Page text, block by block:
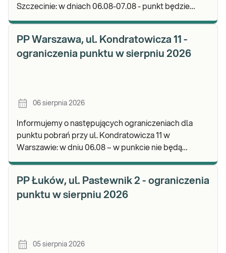
Szczecinie: w dniach 06.08-07.08 - punkt będzie
PP Warszawa, ul. Kondratowicza 11 -
ograniczenia punktu w sierpniu 2026
06 sierpnia 2026
Informujemy o następujących ograniczeniach dla
punktu pobrań przy ul. Kondratowicza 11 w
Warszawie: w dniu 06.08 – w punkcie nie będą
PP Łuków, ul. Pastewnik 2 - ograniczenia
punktu w sierpniu 2026
05 sierpnia 2026